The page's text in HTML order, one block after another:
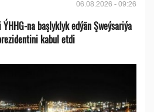
06.08.2026 - 09:26
na başlyklyk edýän Şweýsariýa
kabul etdi